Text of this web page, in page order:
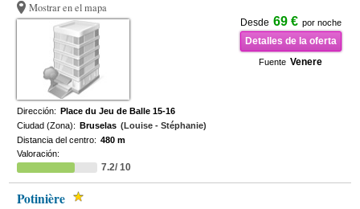
Mostrar en el mapa
Desde 69 € por noche
Detalles de la oferta
Fuente Venere
Dirección: Place du Jeu de Balle 15-16
Ciudad (Zona): Bruselas (Louise - Stéphanie)
Distancia del centro: 480 m
Valoración:
7.2/ 10
Potinière